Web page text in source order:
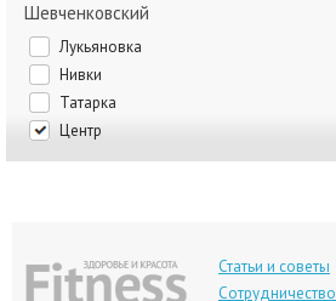
Шевченковский
Лукьяновка
Нивки
Татарка
Центр
Статьи и советы
Сотрудничество